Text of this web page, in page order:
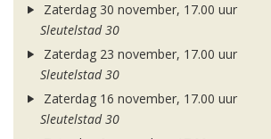
Zaterdag 30 november, 17.00 uur
Sleutelstad 30
Zaterdag 23 november, 17.00 uur
Sleutelstad 30
Zaterdag 16 november, 17.00 uur
Sleutelstad 30